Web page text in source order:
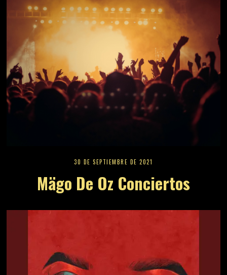
30 DE SEPTIEMBRE DE 2021
Mägo De Oz Conciertos